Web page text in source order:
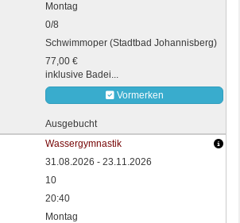
Montag
0/8
Schwimmoper (Stadtbad Johannisberg)
77,00 €
inklusive Badei...
Vormerken
Ausgebucht
Wassergymnastik
31.08.2026 - 23.11.2026
10
20:40
Montag